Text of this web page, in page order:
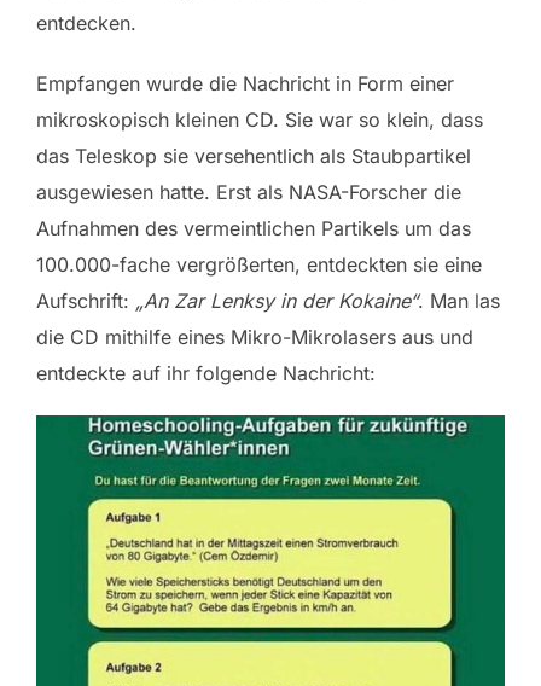
entdecken.
Empfangen wurde die Nachricht in Form einer
mikroskopisch kleinen CD. Sie war so klein, dass
das Teleskop sie versehentlich als Staubpartikel
ausgewiesen hatte. Erst als NASA-Forscher die
Aufnahmen des vermeintlichen Partikels um das
100.000-fache vergrößerten, entdeckten sie eine
Aufschrift: „An Zar Lenksy in der Kokaine“. Man las
die CD mithilfe eines Mikro-Mikrolasers aus und
entdeckte auf ihr folgende Nachricht: